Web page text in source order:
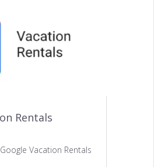
Rentals
Vacation Rentals